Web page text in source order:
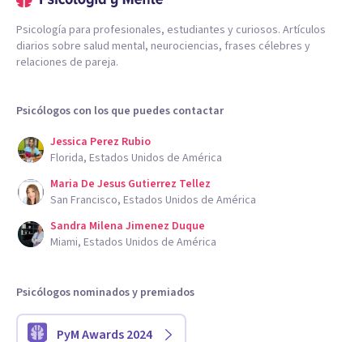
Psicología para profesionales, estudiantes y curiosos. Artículos
diarios sobre salud mental, neurociencias, frases célebres y
relaciones de pareja.
Psicólogos con los que puedes contactar
Jessica Perez Rubio
Florida, Estados Unidos de América
Maria De Jesus Gutierrez Tellez
San Francisco, Estados Unidos de América
Sandra Milena Jimenez Duque
Miami, Estados Unidos de América
Psicólogos nominados y premiados
PyM Awards 2024